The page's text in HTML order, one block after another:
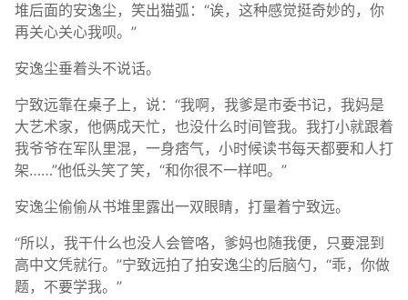
堆后面的安逸尘，笑出猫弧：“诶，这种感觉挺奇妙的，你
再关心关心我呗。”
安逸尘垂着头不说话。
宁致远靠在桌子上，说：“我啊，我爹是市委书记，我妈是
大艺术家，他俩成天忙，也没什么时间管我。我打小就跟着
我爷爷在军队里混，一身痞气，小时候读书每天都要和人打
架……”他低头笑了笑，“和你很不一样吧。”
安逸尘偷偷从书堆里露出一双眼睛，打量着宁致远。
“所以，我干什么也没人会管咯，爹妈也随我便，只要混到
高中文凭就行。”宁致远拍了拍安逸尘的后脑勺，“乖，你做
题，不要学我。”